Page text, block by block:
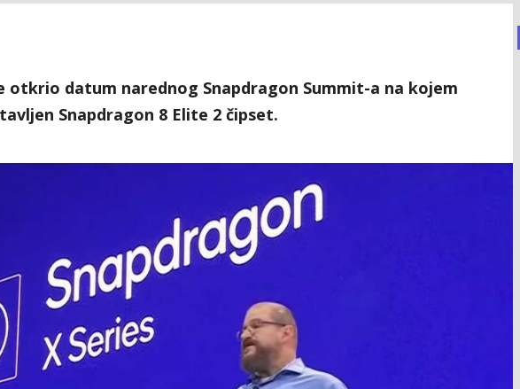
otkrio datum narednog Snapdragon Summit-a na kojem
Snapdragon 8 Elite 2 čipset.